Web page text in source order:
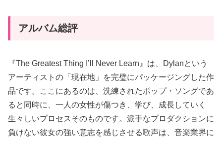
アルバム総評
『The Greatest Thing I’ll Never Learn』は、Dylanという
アーティストの「現在地」を完璧にパッケージングした作
品です。ここにあるのは、洗練されたポップ・ソングであ
ると同時に、一人の女性が傷つき、学び、成長していく
生々しいプロセスそのものです。派手なプロダクションに
負けない彼女の強い意志を感じさせる歌声は、音楽業界に